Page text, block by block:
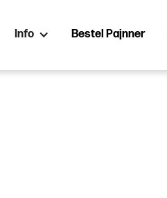
Info Bestel Pajnner